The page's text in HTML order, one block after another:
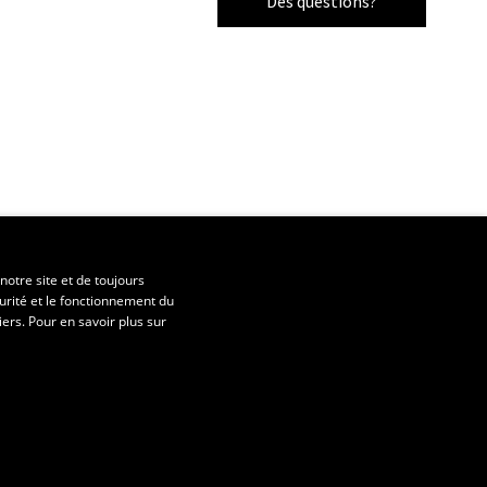
site et de toujours
et le fonctionnement du
Pour en savoir plus sur